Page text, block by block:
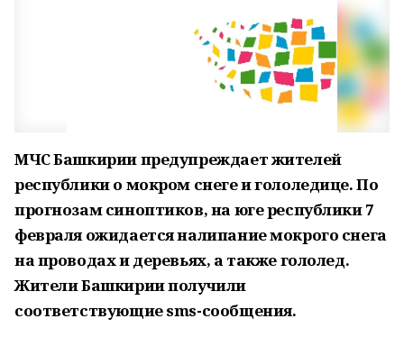
МЧС Башкирии предупреждает жителей
республики о мокром снеге и гололедице. По
прогнозам синоптиков, на юге республики 7
февраля ожидается налипание мокрого снега
на проводах и деревьях, а также гололед.
Жители Башкирии получили
соответствующие sms-сообщения.